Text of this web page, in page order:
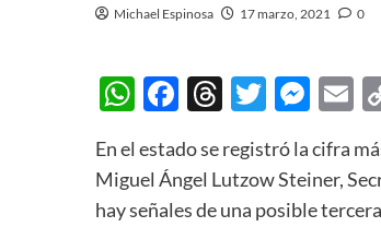
Michael Espinosa 17 marzo, 2021 0
WhatsApp
Facebook
Threads
Twitter
En el estado se registró la cifra
Miguel Ángel Lutzow Steiner,
hay señales de una posible